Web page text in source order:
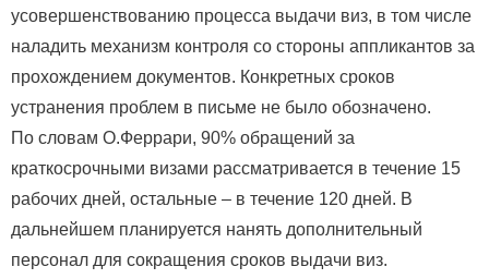
усовершенствованию процесса выдачи виз, в том числе
наладить механизм контроля со стороны аппликантов за
прохождением документов. Конкретных сроков
устранения проблем в письме не было обозначено.
По словам О.Феррари, 90% обращений за
краткосрочными визами рассматривается в течение 15
рабочих дней, остальные – в течение 120 дней. В
дальнейшем планируется нанять дополнительный
персонал для сокращения сроков выдачи виз.